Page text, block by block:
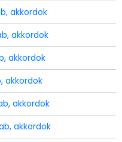
akkordok
akkordok
akkordok
akkordok
akkordok
akkordok